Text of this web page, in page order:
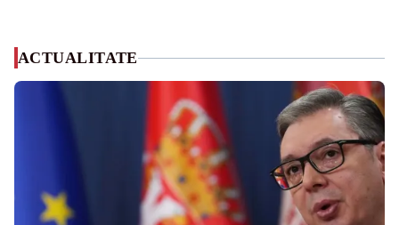
ACTUALITATE